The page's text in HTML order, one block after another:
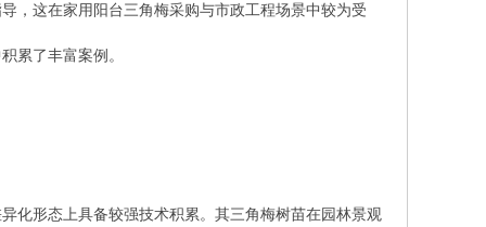
，这在家用阳台三角梅采购与市政工程场景中较为受
累了丰富案例。
化形态上具备较强技术积累。其三角梅树苗在园林景观